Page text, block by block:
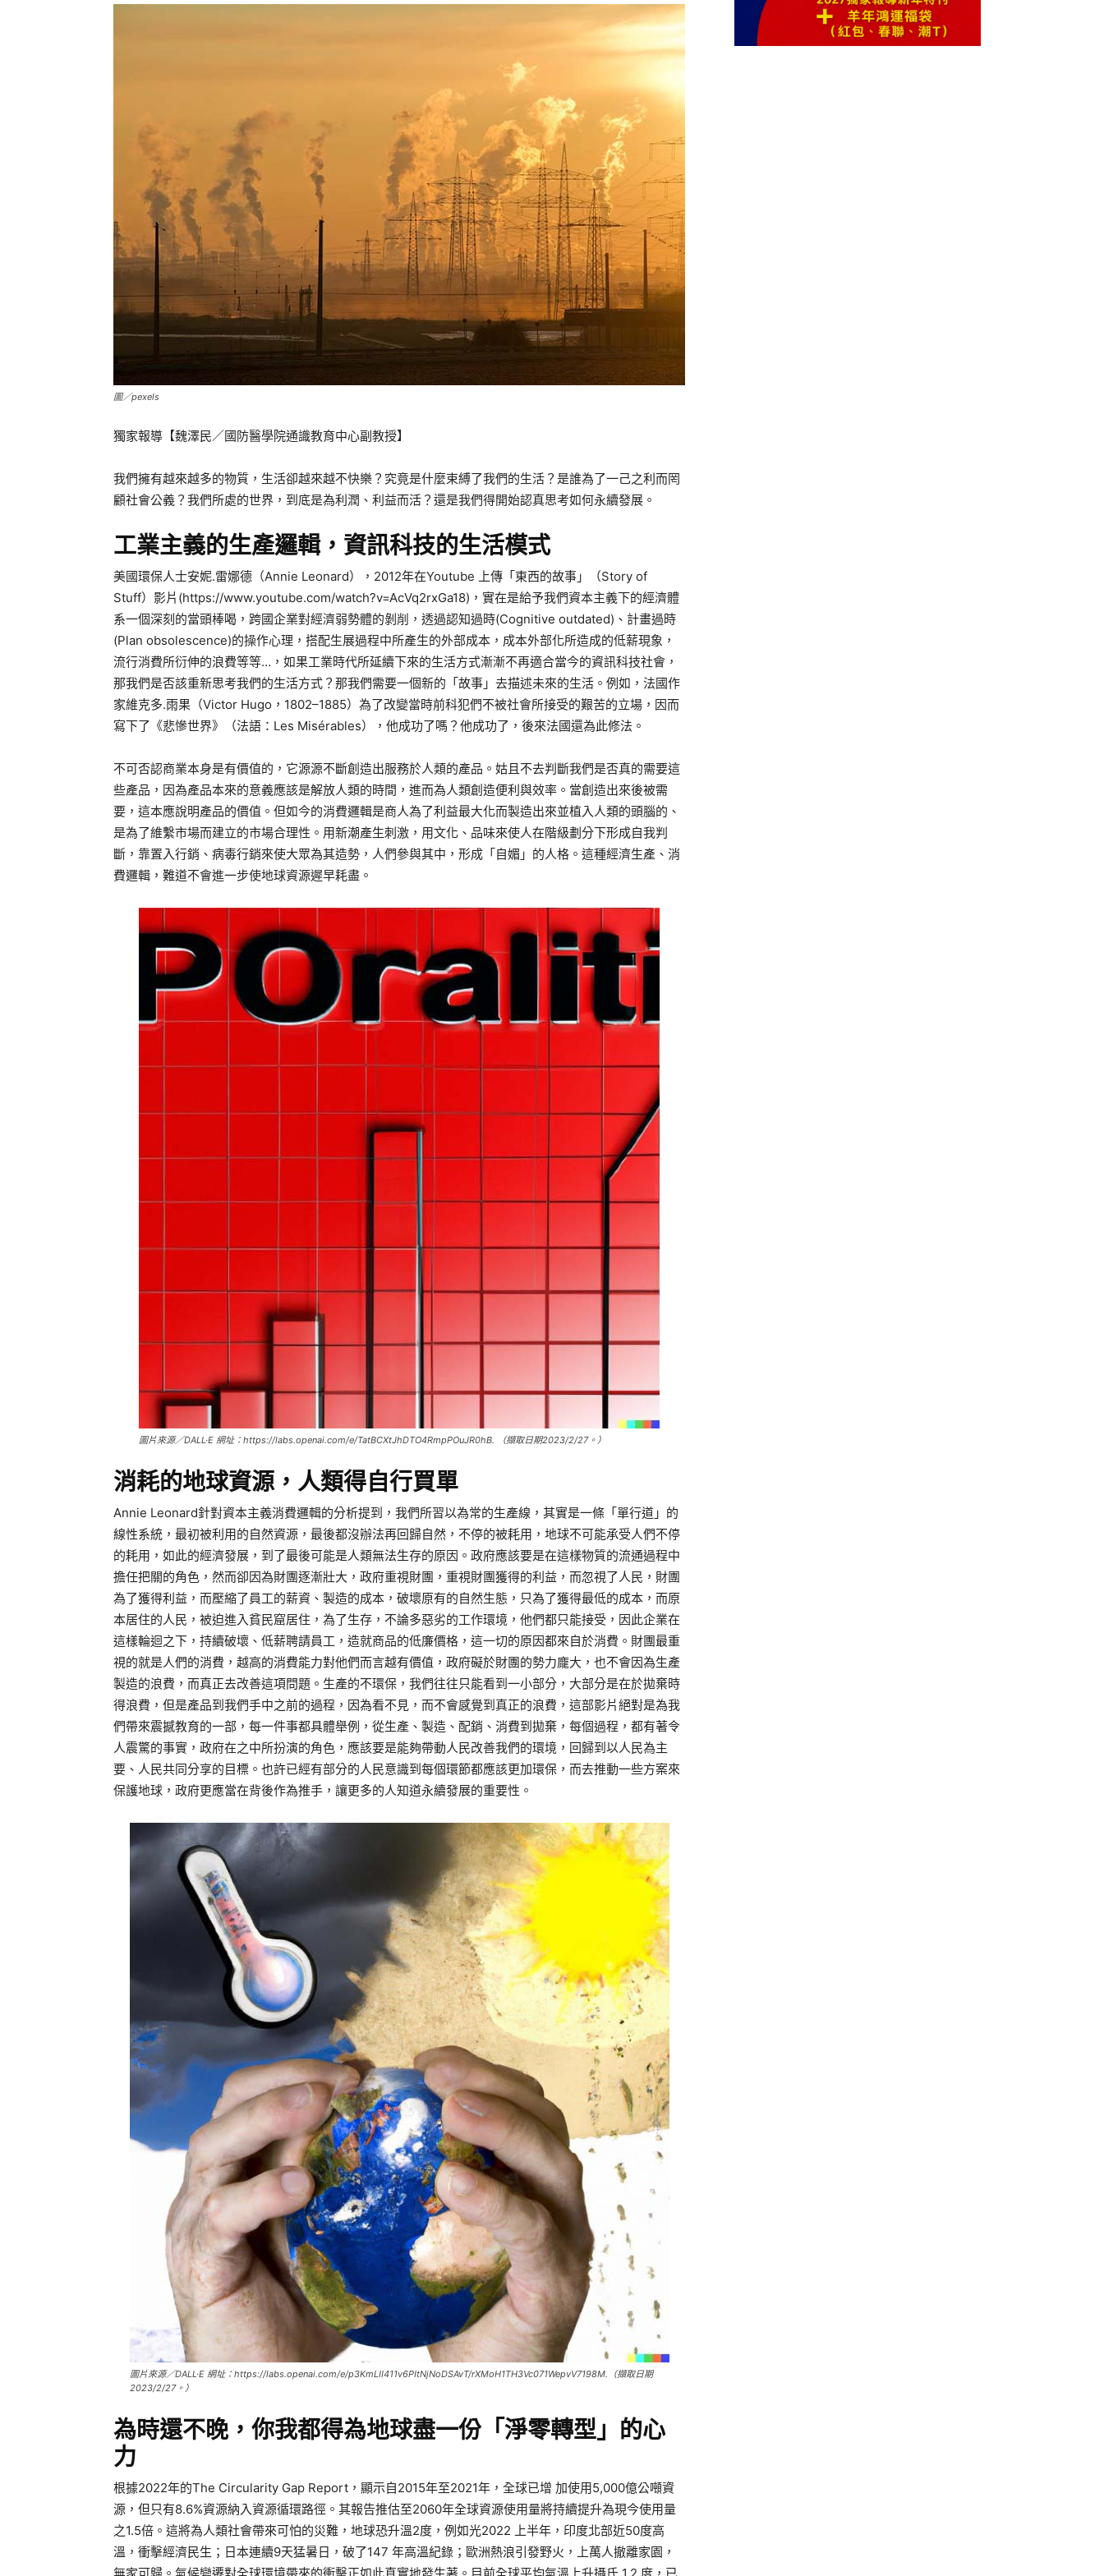
圖／pexels
獨家報導【魏澤民／國防醫學院通識教育中心副教授】
我們擁有越來越多的物質，生活卻越來越不快樂？究竟是什麼束縛了我們的生活？是誰為了一己之利而罔
顧社會公義？我們所處的世界，到底是為利潤、利益而活？還是我們得開始認真思考如何永續發展。
工業主義的生產邏輯，資訊科技的生活模式
美國環保人士安妮.雷娜德（Annie Leonard），2012年在Youtube 上傳「東西的故事」（Story of
Stuff）影片(https://www.youtube.com/watch?v=AcVq2rxGa18)，實在是給予我們資本主義下的經濟體
系一個深刻的當頭棒喝，跨國企業對經濟弱勢體的剝削，透過認知過時(Cognitive outdated)、計畫過時
(Plan obsolescence)的操作心理，搭配生展過程中所產生的外部成本，成本外部化所造成的低薪現象，
流行消費所衍伸的浪費等等…，如果工業時代所延續下來的生活方式漸漸不再適合當今的資訊科技社會，
那我們是否該重新思考我們的生活方式？那我們需要一個新的「故事」去描述未來的生活。例如，法國作
家維克多.雨果（Victor Hugo，1802–1885）為了改變當時前科犯們不被社會所接受的艱苦的立場，因而
寫下了《悲慘世界》（法語：Les Misérables），他成功了嗎？他成功了，後來法國還為此修法。
不可否認商業本身是有價值的，它源源不斷創造出服務於人類的產品。姑且不去判斷我們是否真的需要這
些產品，因為產品本來的意義應該是解放人類的時間，進而為人類創造便利與效率。當創造出來後被需
要，這本應說明產品的價值。但如今的消費邏輯是商人為了利益最大化而製造出來並植入人類的頭腦的、
是為了維繫市場而建立的市場合理性。用新潮產生刺激，用文化、品味來使人在階級劃分下形成自我判
斷，靠置入行銷、病毒行銷來使大眾為其造勢，人們參與其中，形成「自媚」的人格。這種經濟生產、消
費邏輯，難道不會進一步使地球資源遲早耗盡。
圖片來源／DALL·E 網址：https://labs.openai.com/e/TatBCXtJhDTO4RmpPOuJR0hB. （擷取日期2023/2/27。）
消耗的地球資源，人類得自行買單
Annie Leonard針對資本主義消費邏輯的分析提到，我們所習以為常的生產線，其實是一條「單行道」的
線性系統，最初被利用的自然資源，最後都沒辦法再回歸自然，不停的被耗用，地球不可能承受人們不停
的耗用，如此的經濟發展，到了最後可能是人類無法生存的原因。政府應該要是在這樣物質的流通過程中
擔任把關的角色，然而卻因為財團逐漸壯大，政府重視財團，重視財團獲得的利益，而忽視了人民，財團
為了獲得利益，而壓縮了員工的薪資、製造的成本，破壞原有的自然生態，只為了獲得最低的成本，而原
本居住的人民，被迫進入貧民窟居住，為了生存，不論多惡劣的工作環境，他們都只能接受，因此企業在
這樣輪迴之下，持續破壞、低薪聘請員工，造就商品的低廉價格，這一切的原因都來自於消費。財團最重
視的就是人們的消費，越高的消費能力對他們而言越有價值，政府礙於財團的勢力龐大，也不會因為生產
製造的浪費，而真正去改善這項問題。生產的不環保，我們往往只能看到一小部分，大部分是在於拋棄時
得浪費，但是產品到我們手中之前的過程，因為看不見，而不會感覺到真正的浪費，這部影片絕對是為我
們帶來震撼教育的一部，每一件事都具體舉例，從生產、製造、配銷、消費到拋棄，每個過程，都有著令
人震驚的事實，政府在之中所扮演的角色，應該要是能夠帶動人民改善我們的環境，回歸到以人民為主
要、人民共同分享的目標。也許已經有部分的人民意識到每個環節都應該更加環保，而去推動一些方案來
保護地球，政府更應當在背後作為推手，讓更多的人知道永續發展的重要性。
圖片來源／DALL·E 網址：https://labs.openai.com/e/p3KmLII411v6PItNjNoDSAvT/rXMoH1TH3Vc071WepvV7198M.（擷取日期
2023/2/27。）
為時還不晚，你我都得為地球盡一份「淨零轉型」的心
力
根據2022年的The Circularity Gap Report，顯示自2015年至2021年，全球已增 加使用5,000億公噸資
源，但只有8.6%資源納入資源循環路徑。其報告推估至2060年全球資源使用量將持續提升為現今使用量
之1.5倍。這將為人類社會帶來可怕的災難，地球恐升溫2度，例如光2022 上半年，印度北部近50度高
溫，衝擊經濟民生；日本連續9天猛暑日，破了147 年高溫紀錄；歐洲熱浪引發野火，上萬人撤離家園，